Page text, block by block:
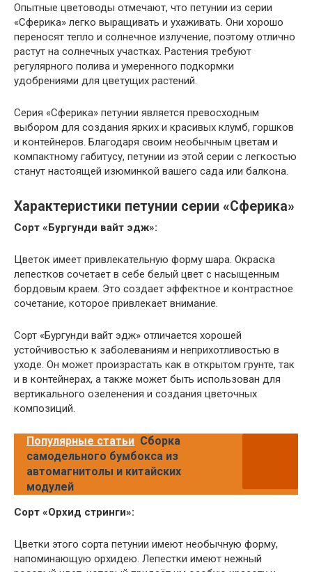
Опытные цветоводы отмечают, что петунии из серии
«Сферика» легко выращивать и ухаживать. Они хорошо
переносят тепло и солнечное излучение, поэтому отлично
растут на солнечных участках. Растения требуют
регулярного полива и умеренного подкормки
удобрениями для цветущих растений.
Серия «Сферика» петунии является превосходным
выбором для создания ярких и красивых клумб, горшков
и контейнеров. Благодаря своим необычным цветам и
компактному габитусу, петунии из этой серии с легкостью
станут настоящей изюминкой вашего сада или балкона.
Характеристики петунии серии «Сферика»
Сорт «Бургунди вайт эдж»:
Цветок имеет привлекательную форму шара. Окраска
лепестков сочетает в себе белый цвет с насыщенным
бордовым краем. Это создает эффектное и контрастное
сочетание, которое привлекает внимание.
Сорт «Бургунди вайт эдж» отличается хорошей
устойчивостью к заболеваниям и неприхотливостью в
уходе. Он может произрастать как в открытом грунте, так
и в контейнерах, а также может быть использован для
вертикального озеленения и создания цветочных
композиций.
Популярные статьи Сборка
самодельного бумбокса из
автомагнитолы и китайских
модулей
Сорт «Орхид стринги»:
Цветки этого сорта петунии имеют необычную форму,
напоминающую орхидею. Лепестки имеют нежный